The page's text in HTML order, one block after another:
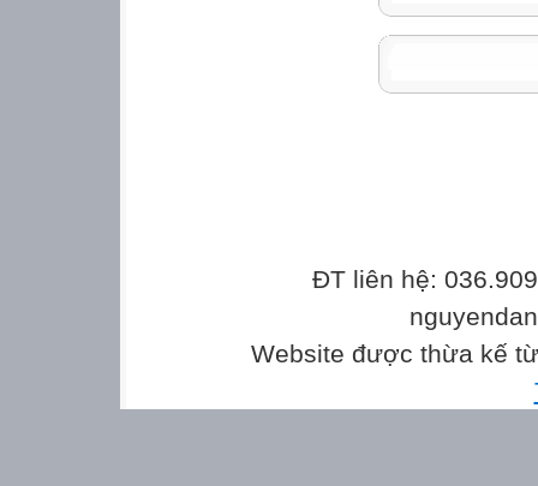
ĐT liên hệ:
Website được thừa kế